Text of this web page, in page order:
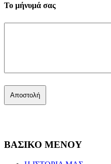
Το μήνυμά σας
ΒΑΣΙΚΟ ΜΕΝΟΥ